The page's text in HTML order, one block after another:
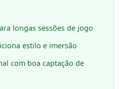
longas sessões de jogo
estilo e imersão
com boa captação de